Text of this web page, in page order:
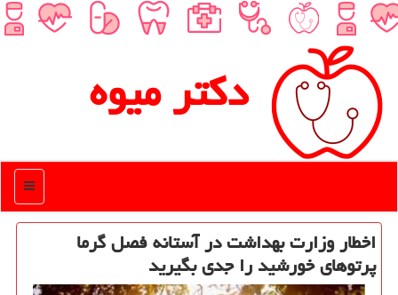
دكتر میوه
منو
اخطار وزارت بهداشت در آستانه فصل گرما
پرتوهای خورشید را جدی بگیرید